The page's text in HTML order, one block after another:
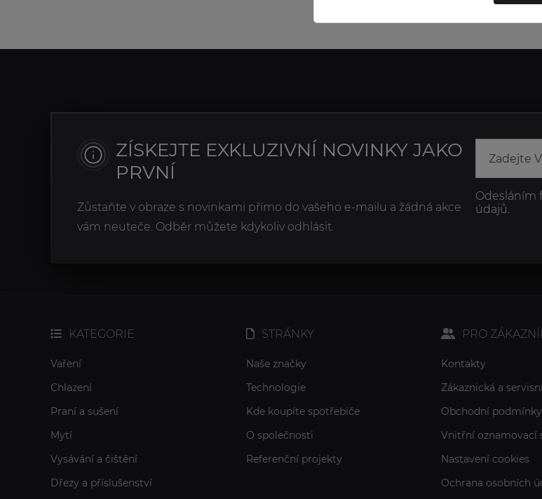
ZÍSKEJTE EXKLUZIVNÍ NOVINKY JAKO
PRVNÍ
Zůstaňte v obraze s novinkami přímo do vašeho e-mailu a žádná akce
vám neuteče. Odběr můžete kdykoliv odhlásit.
Odesláním
údajů.
KATEGORIE
Vaření
Chlazení
Praní a sušení
Mytí
Vysávání a čištění
Dřezy a příslušenství
STRÁNKY
Naše značky
Technologie
Kde koupíte spotřebiče
O společnosti
Referenční projekty
PRO
Kontakty
Zákaznická a
Obchodní podmínky
Vnitřní oznamovací
Nastavení cookies
Ochrana osobních